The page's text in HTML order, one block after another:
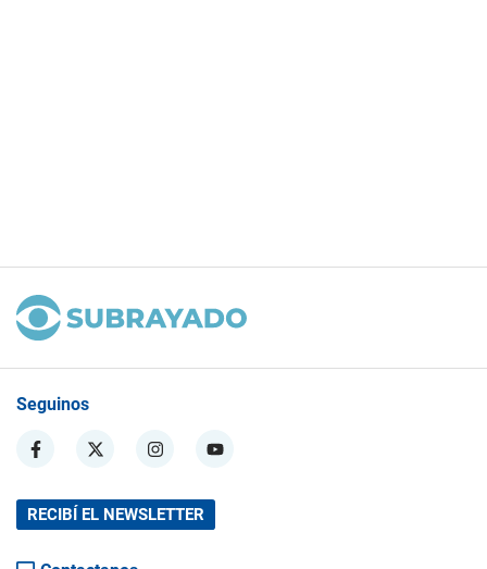
Seguinos
RECIBÍ EL NEWSLETTER